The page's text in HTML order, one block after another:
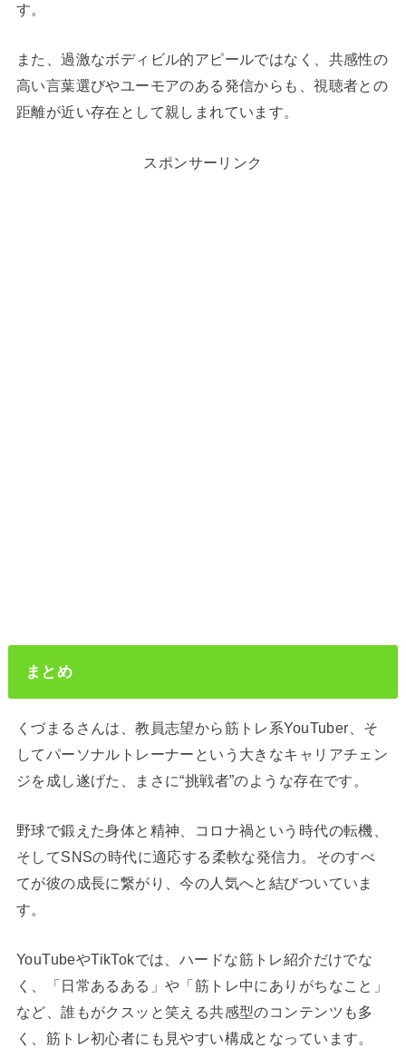
す。
また、過激なボディビル的アピールではなく、共感性の
高い言葉選びやユーモアのある発信からも、視聴者との
距離が近い存在として親しまれています。
スポンサーリンク
まとめ
くづまるさんは、教員志望から筋トレ系YouTuber、そ
してパーソナルトレーナーという大きなキャリアチェン
ジを成し遂げた、まさに“挑戦者”のような存在です。
野球で鍛えた身体と精神、コロナ禍という時代の転機、
そしてSNSの時代に適応する柔軟な発信力。そのすべ
てが彼の成長に繋がり、今の人気へと結びついていま
す。
YouTubeやTikTokでは、ハードな筋トレ紹介だけでな
く、「日常あるある」や「筋トレ中にありがちなこと」
など、誰もがクスッと笑える共感型のコンテンツも多
く、筋トレ初心者にも見やすい構成となっています。